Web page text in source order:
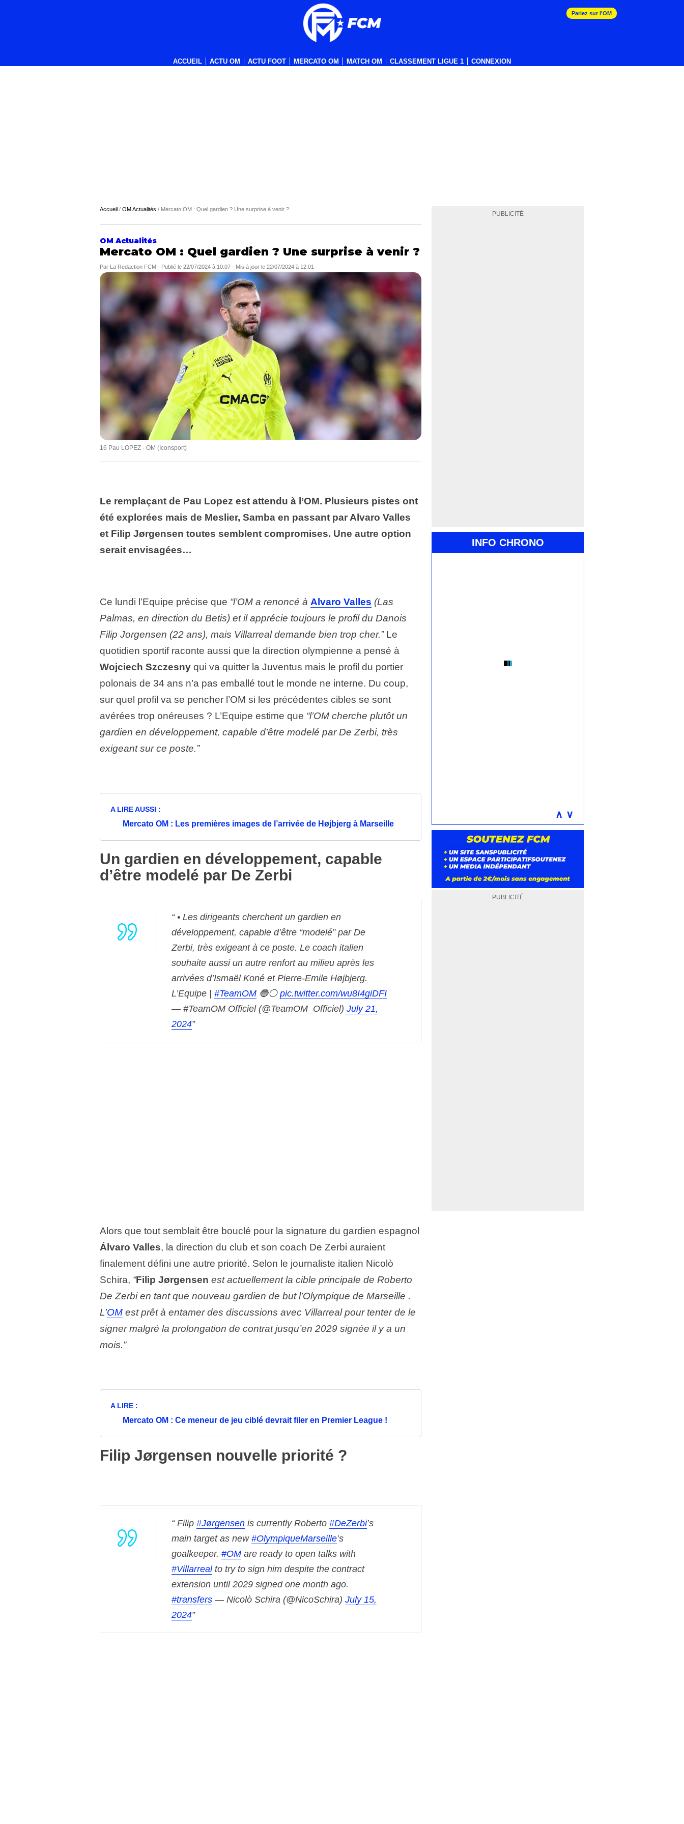
ACCUEIL ACTU OM ACTU FOOT MERCATO OM MATCH OM CLASSEMENT LIGUE 1 CONNEXION
Pariez sur l'OM
PUBLICITÉ
INFO CHRONO
∧ ∨
PUBLICITÉ
Accueil / OM Actualités / Mercato OM : Quel gardien ? Une surprise à venir ?
OM Actualités
Mercato OM : Quel gardien ? Une surprise à venir ?
Par La Redaction FCM - Publié le 22/07/2024 à 10:07 - Mis à jour le 22/07/2024 à 12:01
16 Pau LOPEZ - OM (Iconsport)
Le remplaçant de Pau Lopez est attendu à l’OM. Plusieurs pistes ont
été explorées mais de Meslier, Samba en passant par Alvaro Valles
et Filip Jørgensen toutes semblent compromises. Une autre option
serait envisagées…
Ce lundi l’Equipe précise que “l’OM a renoncé à Alvaro Valles (Las
Palmas, en direction du Betis) et il apprécie toujours le profil du Danois
Filip Jorgensen (22 ans), mais Villarreal demande bien trop cher.”Le
quotidien sportif raconte aussi que la direction olympienne a pensé à
Wojciech Szczesny qui va quitter la Juventus mais le profil du portier
polonais de 34 ans n’a pas emballé tout le monde ne interne. Du coup,
sur quel profil va se pencher l’OM si les précédentes cibles se sont
avérées trop onéreuses ? L’Equipe estime que “l’OM cherche plutôt un
gardien en développement, capable d’être modelé par De Zerbi, très
exigeant sur ce poste.”
A LIRE AUSSI :
Mercato OM : Les premières images de l’arrivée de Højbjerg à Marseille
Un gardien en développement, capable
d’être modelé par De Zerbi
• Les dirigeants cherchent un gardien en
développement, capable d’être “modelé” par De
Zerbi, très exigeant à ce poste. Le coach italien
souhaite aussi un autre renfort au milieu après les
arrivées d’Ismaël Koné et Pierre-Emile Højbjerg.
L’Equipe | #TeamOM 🔵⚪️ pic.twitter.com/wu8I4giDFI
— #TeamOM Officiel (@TeamOM_Officiel) July 21,
2024
Alors que tout semblait être bouclé pour la signature du gardien espagnol
Álvaro Valles, la direction du club et son coach De Zerbi auraient
finalement défini une autre priorité. Selon le journaliste italien Nicolò
Schira, “Filip Jørgensen est actuellement la cible principale de Roberto
De Zerbi en tant que nouveau gardien de but l’Olympique de Marseille .
L’OM est prêt à entamer des discussions avec Villarreal pour tenter de le
signer malgré la prolongation de contrat jusqu’en 2029 signée il y a un
mois.”
A LIRE :
Mercato OM : Ce meneur de jeu ciblé devrait filer en Premier League !
Filip Jørgensen nouvelle priorité ?
Filip #Jørgensen is currently Roberto #DeZerbi’s
main target as new #OlympiqueMarseille’s
goalkeeper. #OM are ready to open talks with
#Villarrealto try to sign him despite the contract
extension until 2029 signed one month ago.
#transfers — Nicolò Schira (@NicoSchira) July 15,
2024